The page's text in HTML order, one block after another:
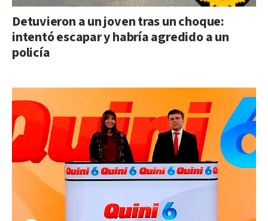
Detuvieron a un joven tras un choque:
intentó escapar y habría agredido a un
policía